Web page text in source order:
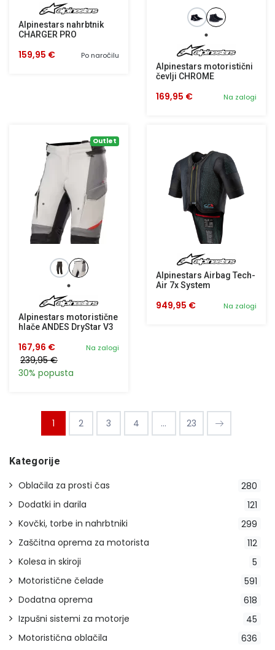
Alpinestars nahrbtnik
CHARGER PRO
Po naročilu
159,95 €
Alpinestars motoristični
čevlji CHROME
Na zalogi
169,95 €
Outlet
Alpinestars motoristične
hlače ANDES DryStar V3
Na zalogi
167,96 €
239,95 €
30% popusta
Alpinestars Airbag Tech-
Air 7x System
Na zalogi
949,95 €
1 2 3 4 ... 23
Kategorije
280
Oblačila za prosti čas
121
Dodatki in darila
299
Kovčki, torbe in nahrbtniki
112
Zaščitna oprema za motorista
5
Kolesa in skiroji
591
Motoristične čelade
618
Dodatna oprema
45
Izpušni sistemi za motorje
636
Motoristična oblačila